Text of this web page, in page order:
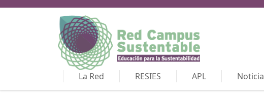
La Red RESIES APL